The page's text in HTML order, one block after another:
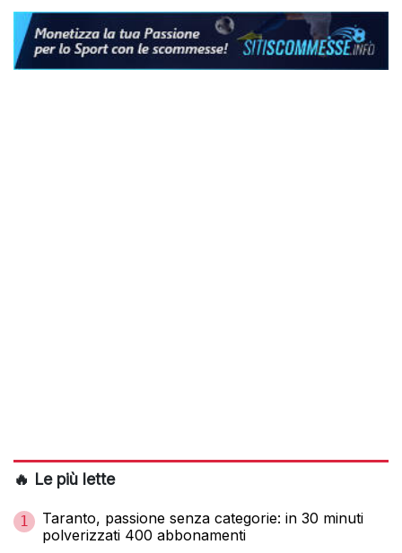
🔥 Le più lette
1
Taranto, passione senza categorie: in 30 minuti
polverizzati 400 abbonamenti